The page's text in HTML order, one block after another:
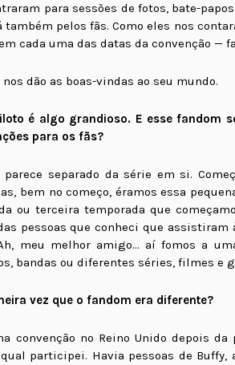
para sessões de fotos, bate-
pelos fãs. Como eles nos
cada uma das datas da convenção —
dão as boas-vindas ao seu mundo.
é algo grandioso. E esse fandom
para os fãs?
separado da série em si.
bem no começo, éramos essa
ou terceira temporada que
pessoas que conheci que assistiram
meu melhor amigo... aí fomos a
bandas ou diferentes séries, filmes e
vez que o fandom era diferente?
convenção no Reino Unido depois
participei. Havia pessoas de Buffy,